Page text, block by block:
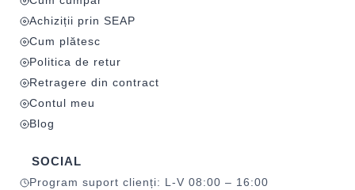
Achiziții prin SEAP
Cum plătesc
Politica de retur
Retragere din contract
Contul meu
Blog
SOCIAL
Program suport clienți: L-V 08:00 – 16:00